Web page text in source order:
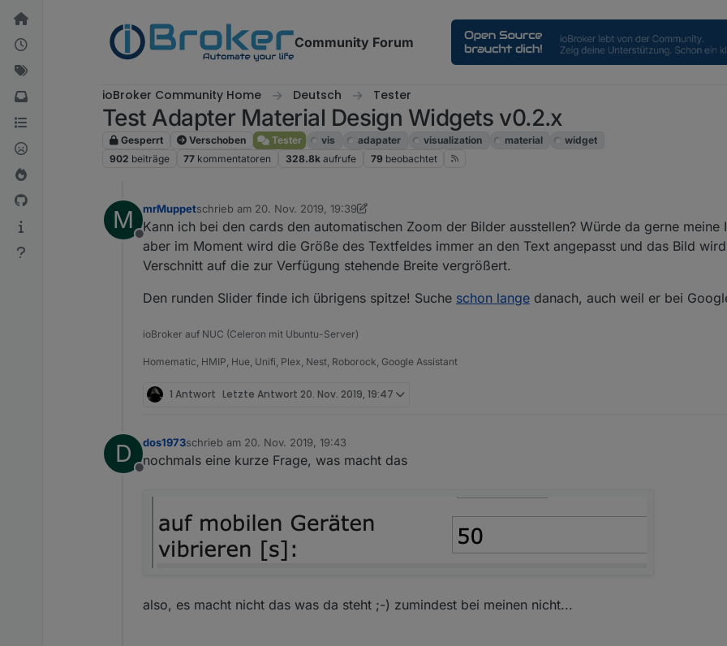
Weiter zum Inhalt
Community Forum
ioBroker Community Home Deutsch Tester
Test Adapter Material Design Widgets v0.2.x
Gesperrt Verschoben Tester vis adapater visualization material
widget
902 beiträge 77 kommentatoren 328.8k aufrufe 79 beobachtet
M
Offline
mrMuppetschrieb am 20. Nov. 2019, 19:39
zuletzt editiert von mrMuppet
Kann ich bei den cards den automatischen Zoom der Bilder ausstellen? Würde da gerne meine
aber im Moment wird die Größe des Textfeldes immer an den Text angepasst und das Bild
Verschnitt auf die zur Verfügung stehende Breite vergrößert.
Den runden Slider finde ich übrigens spitze! Suche schon lange danach, auch weil er bei
ioBroker auf NUC (Celeron mit Ubuntu-Server)
Homematic, HMIP, Hue, Unifi, Plex, Nest, Roborock, Google Assistant
1 Antwort Letzte Antwort 20. Nov. 2019, 19:47
D
Offline
dos1973schrieb am 20. Nov. 2019, 19:43
zuletzt editiert von
nochmals eine kurze Frage, was macht das
also, es macht nicht das was da steht ;-) zumindest bei meinen nicht...